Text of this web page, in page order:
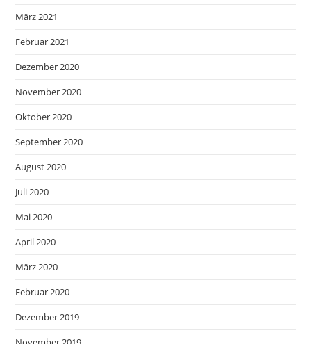
März 2021
Februar 2021
Dezember 2020
November 2020
Oktober 2020
September 2020
August 2020
Juli 2020
Mai 2020
April 2020
März 2020
Februar 2020
Dezember 2019